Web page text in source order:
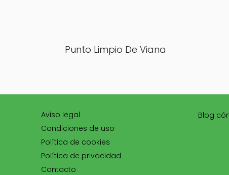
Punto Limpio De Viana
Aviso legal
Condiciones de uso
Política de cookies
Política de privacidad
Contacto
Blog